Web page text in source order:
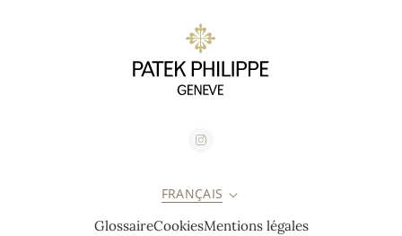
FRANÇAIS
GlossaireCookiesMentions légales